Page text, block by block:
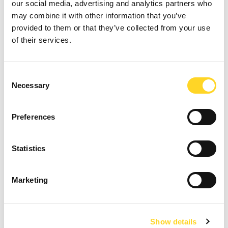
our social media, advertising and analytics partners who
may combine it with other information that you’ve
provided to them or that they’ve collected from your use
of their services.
Selection
Necessary
Preferences
Statistics
Marketing
Show details
des événements spéciaux et des aventures à couper le
souffle qui vous attendent.Abbonnez-vous à notre
lettre d'information!
Name *
Email *
13 Règlement (UE) 2016/679 et j'accepte le traitement des